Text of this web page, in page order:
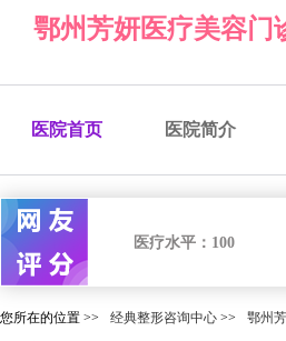
鄂州芳妍医疗美容门
医院首页 医院简介
医疗水平： 100
您所在的位置 >> 经典整形咨询中心 >> 鄂州